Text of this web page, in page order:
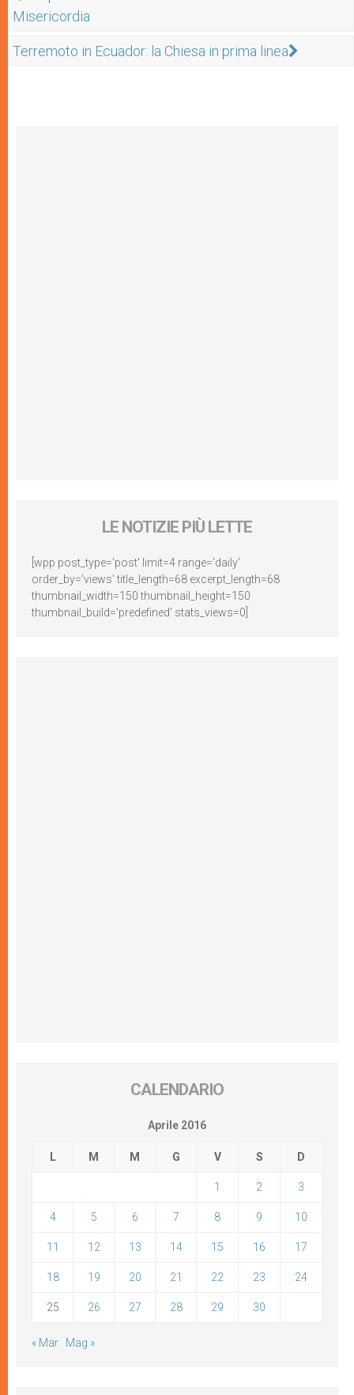
Misericordia
Terremoto in Ecuador: la Chiesa in prima linea
LE NOTIZIE PIÙ LETTE
[wpp post_type='post' limit=4 range='daily'
order_by='views' title_length=68 excerpt_length=68
thumbnail_width=150 thumbnail_height=150
thumbnail_build='predefined' stats_views=0]
CALENDARIO
Aprile 2016
L M M G V S D
1 2 3
4 5 6 7 8 9 10
11 12 13 14 15 16 17
18 19 20 21 22 23 24
25 26 27 28 29 30
« Mar Mag »